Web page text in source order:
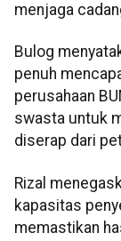
menjaga
Bulog
penuh
perusahaan
swasta untuk
diserap dari
Rizal
kapasitas
memastikan